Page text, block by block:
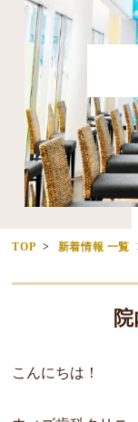
TOP 新着情報 一覧
こんにちは！